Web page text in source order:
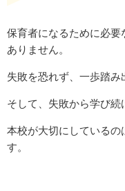
保育者になるために必
ありません。
失敗を恐れず、一歩踏み
そして、失敗から学び続
本校が大切にしているの
す。